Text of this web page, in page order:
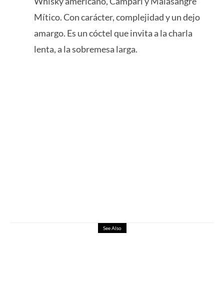
Mítico. Con carácter, complejidad y un dejo
amargo. Es un cóctel que invita a la charla
lenta, a la sobremesa larga.
See Also